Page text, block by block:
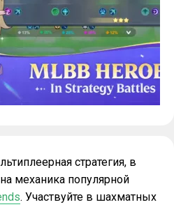
стратегия, в
механика популярной
. Участвуйте в шахматных